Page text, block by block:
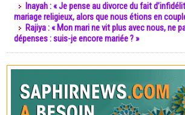
Inayah : « Je pense au divorce du fait
mariage religieux, alors que nous étions en
Rajiya : « Mon mari ne vit plus avec nous, ne
dépenses : suis-je encore mariée ? »